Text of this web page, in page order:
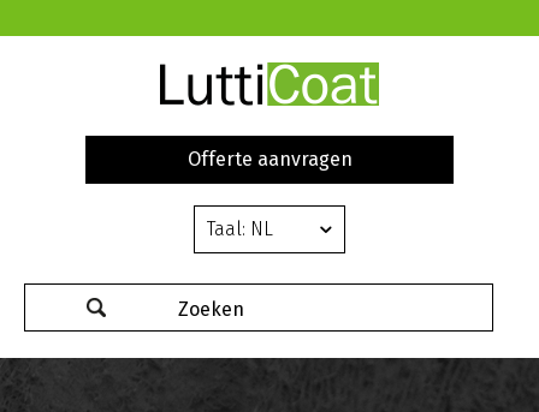
Offerte aanvragen